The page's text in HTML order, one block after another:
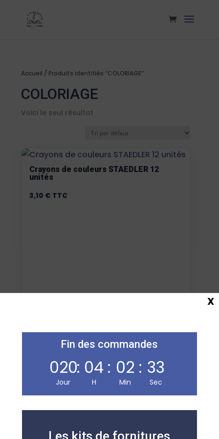
Accueil / Produits identifiés “COLORIAGE”
COLORIAGE
Voici le seul résultat
Crayons de couleurs STAEDLER 12
unités
3,10 € TTC
Carmausine
Librairie, presse, carterie, jeux & jouets et papeterie, sur
Fin des commandes
020
Jour
: 04
H
: 02
Min
: 33
Sec
X